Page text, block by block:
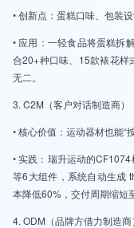
• 创新点：蛋糕口味、包装
• 应用：一轻食品将蛋糕拆
合20+种口味、15款裱花样
无二。
3. C2M（客户对话制造商）
• 核心价值：运动器材也能“
• 实践：瑞升运动的
等6大组件，系统自动生成
本降低60%，交付周期缩短
4. ODM（品牌方借力制造商